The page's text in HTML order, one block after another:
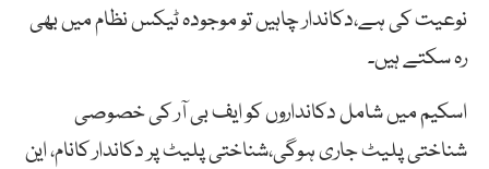
نوعیت کی ہے،دکاندار چاہیں تو موجودہ ٹیکس نظام میں بھی
رہ سکتے ہیں۔
اسکیم میں شامل دکانداروں کو ایف بی آر کی خصوصی
شناختی پلیٹ جاری ہوگی،شناختی پلیٹ پر دکاندار کانام، این